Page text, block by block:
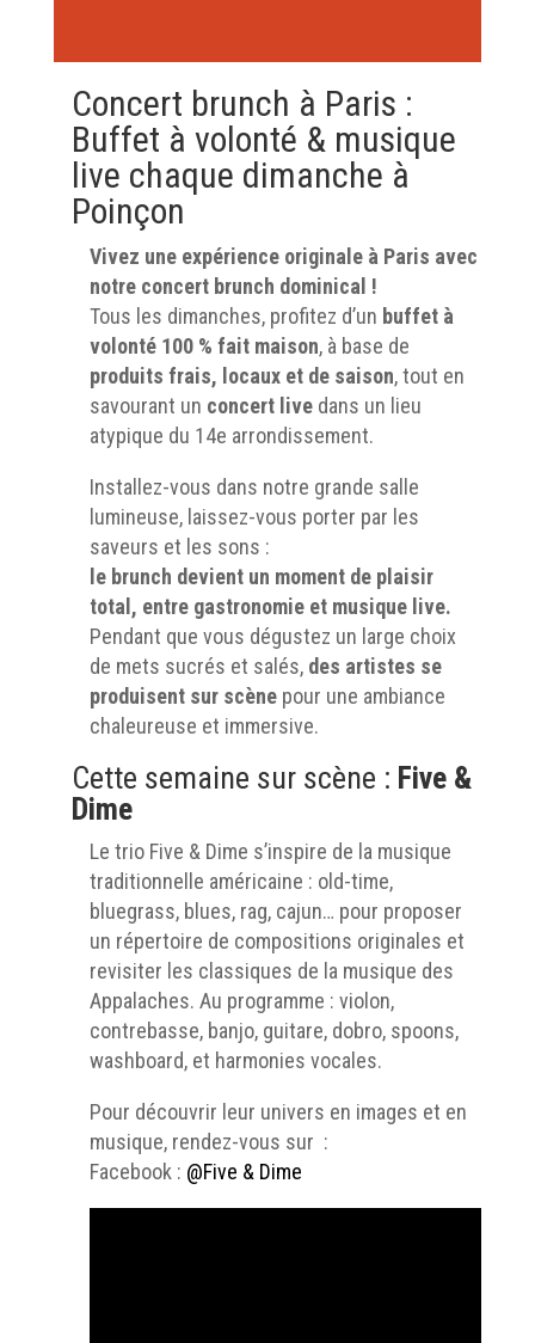
Concert brunch à Paris :
Buffet à volonté & musique
live chaque dimanche à
Poinçon
Vivez une expérience originale à Paris avec
notre concert brunch dominical !
Tous les dimanches, profitez d’un buffet à
volonté 100 % fait maison, à base de
produits frais, locaux et de saison, tout en
savourant un concert livedans un lieu
atypique du 14e arrondissement.
Installez-vous dans notre grande salle
lumineuse, laissez-vous porter par les
saveurs et les sons :
le brunch devient un moment de plaisir
total, entre gastronomie et musique live.
Pendant que vous dégustez un large choix
de mets sucrés et salés, des artistes se
produisent sur scènepour une ambiance
chaleureuse et immersive.
Cette semaine sur scène : Five &
Dime
Le trio Five & Dime s’inspire de la musique
traditionnelle américaine : old-time,
bluegrass, blues, rag, cajun… pour proposer
un répertoire de compositions originales et
revisiter les classiques de la musique des
Appalaches. Au programme : violon,
contrebasse, banjo, guitare, dobro, spoons,
washboard, et harmonies vocales.
Pour découvrir leur univers en images et en
musique, rendez-vous sur :
Facebook : @Five & Dime